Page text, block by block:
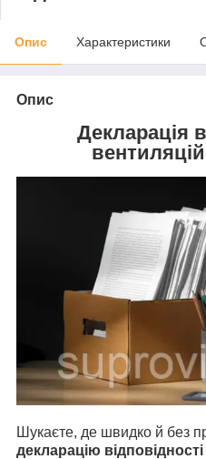
Опис Характеристики
Опис
Декларація
Шукаєте, де швидко й без
декларацію